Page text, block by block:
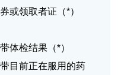
或领取者证（*）
体检结果（*）
目前正在服用的药